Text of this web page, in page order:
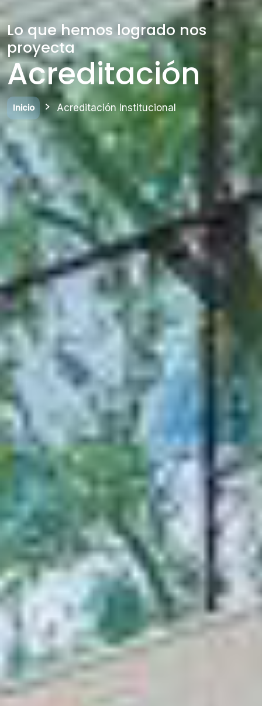
Lo que hemos logrado nos
proyecta
Acreditación
Inicio Acreditación Institucional